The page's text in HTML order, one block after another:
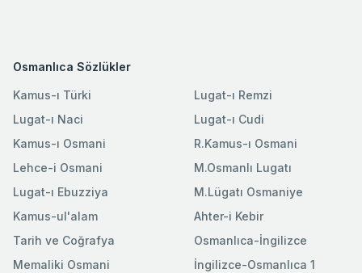
Osmanlıca Sözlükler
Kamus-ı Türki
Lugat-ı Naci
Kamus-ı Osmani
Lehce-i Osmani
Lugat-ı Ebuzziya
Lugat-ı Remzi
Lugat-ı Cudi
R.Kamus-ı Osmani
M.Osmanlı Lugatı
M.Lügatı Osmaniye
Kamus-ul'alam
Tarih ve Coğrafya
Memaliki Osmani
Ahter-i Kebir
Osmanlıca-İngilizce
İngilizce-Osmanlıca 1